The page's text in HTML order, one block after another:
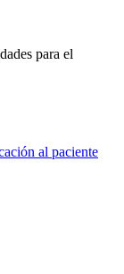
para el
al paciente